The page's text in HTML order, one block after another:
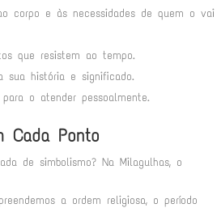
corpo e às necessidades de quem o vai
que resistem ao tempo.
sua história e significado.
o atender pessoalmente.
Cada Ponto
de simbolismo? Na Milagulhas, o
a ordem religiosa, o período